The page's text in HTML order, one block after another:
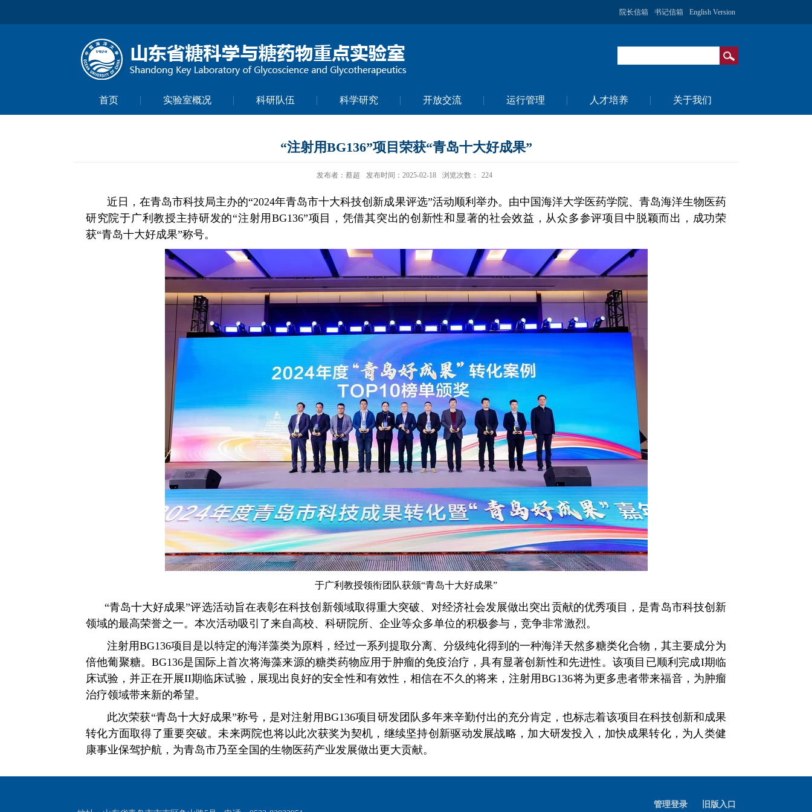
院长信箱 书记信箱 English Version
首页 实验室概况 科研队伍 科学研究 开放交流 运行管理 人才培养 关于我们
“注射用BG136”项目荣获“青岛十大好成果”
发布者：蔡超 发布时间：2025-02-18 浏览次数： 224
近日，在青岛市科技局主办的“2024年青岛市十大科技创新成果评选”活动顺利举办。由中国海洋大学医药学院、青岛海洋生物医药
研究院于广利教授主持研发的“注射用BG136”项目，凭借其突出的创新性和显著的社会效益，从众多参评项目中脱颖而出，成功荣
获“青岛十大好成果”称号。
于广利教授领衔团队获颁“青岛十大好成果”
“青岛十大好成果”评选活动旨在表彰在科技创新领域取得重大突破、对经济社会发展做出突出贡献的优秀项目，是青岛市科技创新
领域的最高荣誉之一。本次活动吸引了来自高校、科研院所、企业等众多单位的积极参与，竞争非常激烈。
注射用BG136项目是以特定的海洋藻类为原料，经过一系列提取分离、分级纯化得到的一种海洋天然多糖类化合物，其主要成分为
倍他葡聚糖。BG136是国际上首次将海藻来源的糖类药物应用于肿瘤的免疫治疗，具有显著创新性和先进性。该项目已顺利完成I期临
床试验，并正在开展II期临床试验，展现出良好的安全性和有效性，相信在不久的将来，注射用BG136将为更多患者带来福音，为肿瘤
治疗领域带来新的希望。
此次荣获“青岛十大好成果”称号，是对注射用BG136项目研发团队多年来辛勤付出的充分肯定，也标志着该项目在科技创新和成果
转化方面取得了重要突破。未来两院也将以此次获奖为契机，继续坚持创新驱动发展战略，加大研发投入，加快成果转化，为人类健
康事业保驾护航，为青岛市乃至全国的生物医药产业发展做出更大贡献。
管理登录 旧版入口